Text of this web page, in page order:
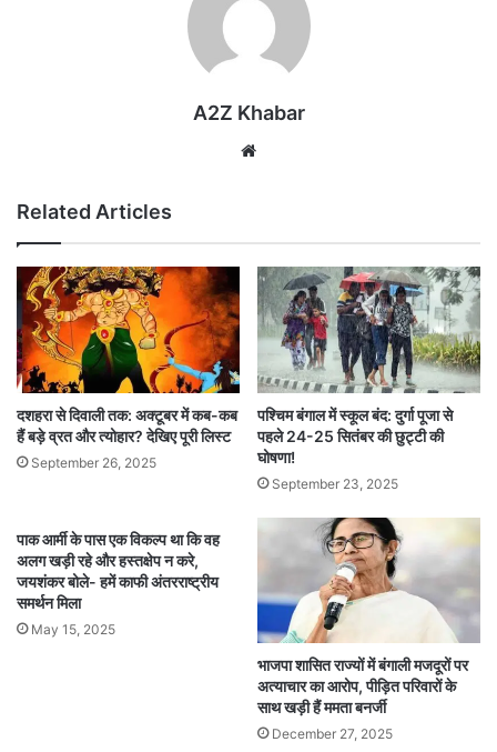
A2Z Khabar
Related Articles
दशहरा से दिवाली तक: अक्टूबर में कब-कब
हैं बड़े व्रत और त्योहार? देखिए पूरी लिस्ट
September 26, 2025
पश्चिम बंगाल में स्कूल बंद: दुर्गा पूजा से
पहले 24-25 सितंबर की छुट्टी की
घोषणा!
September 23, 2025
पाक आर्मी के पास एक विकल्प था कि वह
अलग खड़ी रहे और हस्तक्षेप न करे,
जयशंकर बोले- हमें काफी अंतरराष्ट्रीय
समर्थन मिला
May 15, 2025
भाजपा शासित राज्यों में बंगाली मजदूरों पर
अत्याचार का आरोप, पीड़ित परिवारों के
साथ खड़ी हैं ममता बनर्जी
December 27, 2025